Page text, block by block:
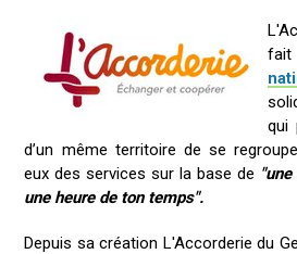
qui
d’un même territoire de se
eux des services sur la base de
une heure de ton temps".
Depuis sa création L'Accorderie du